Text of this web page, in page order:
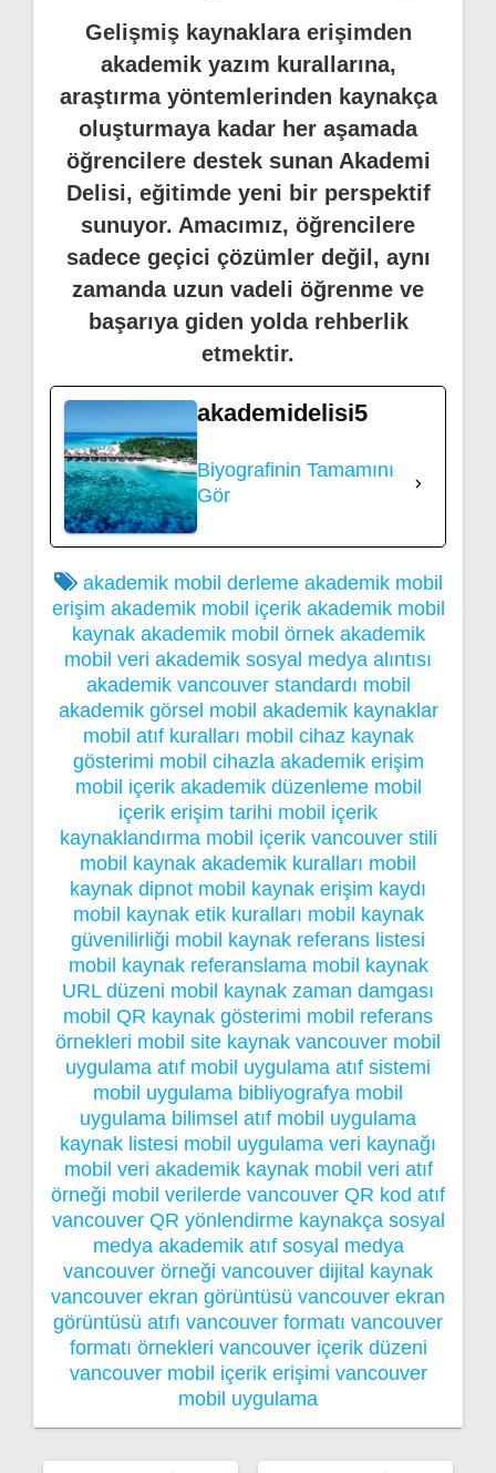
Gelişmiş kaynaklara erişimden
akademik yazım kurallarına,
araştırma yöntemlerinden kaynakça
oluşturmaya kadar her aşamada
öğrencilere destek sunan Akademi
Delisi, eğitimde yeni bir perspektif
sunuyor. Amacımız, öğrencilere
sadece geçici çözümler değil, aynı
zamanda uzun vadeli öğrenme ve
başarıya giden yolda rehberlik
etmektir.
akademidelisi5
Biyografinin Tamamını
Gör
akademik mobil derleme akademik mobil
erişim akademik mobil içerik akademik mobil
kaynak akademik mobil örnek akademik
mobil veri akademik sosyal medya alıntısı
akademik vancouver standardı mobil
akademik görsel mobil akademik kaynaklar
mobil atıf kuralları mobil cihaz kaynak
gösterimi mobil cihazla akademik erişim
mobil içerik akademik düzenleme mobil
içerik erişim tarihi mobil içerik
kaynaklandırma mobil içerik vancouver stili
mobil kaynak akademik kuralları mobil
kaynak dipnot mobil kaynak erişim kaydı
mobil kaynak etik kuralları mobil kaynak
güvenilirliği mobil kaynak referans listesi
mobil kaynak referanslama mobil kaynak
URL düzeni mobil kaynak zaman damgası
mobil QR kaynak gösterimi mobil referans
örnekleri mobil site kaynak vancouver mobil
uygulama atıf mobil uygulama atıf sistemi
mobil uygulama bibliyografya mobil
uygulama bilimsel atıf mobil uygulama
kaynak listesi mobil uygulama veri kaynağı
mobil veri akademik kaynak mobil veri atıf
örneği mobil verilerde vancouver QR kod atıf
vancouver QR yönlendirme kaynakça sosyal
medya akademik atıf sosyal medya
vancouver örneği vancouver dijital kaynak
vancouver ekran görüntüsü vancouver ekran
görüntüsü atıfı vancouver formatı vancouver
formatı örnekleri vancouver içerik düzeni
vancouver mobil içerik erişimi vancouver
mobil uygulama